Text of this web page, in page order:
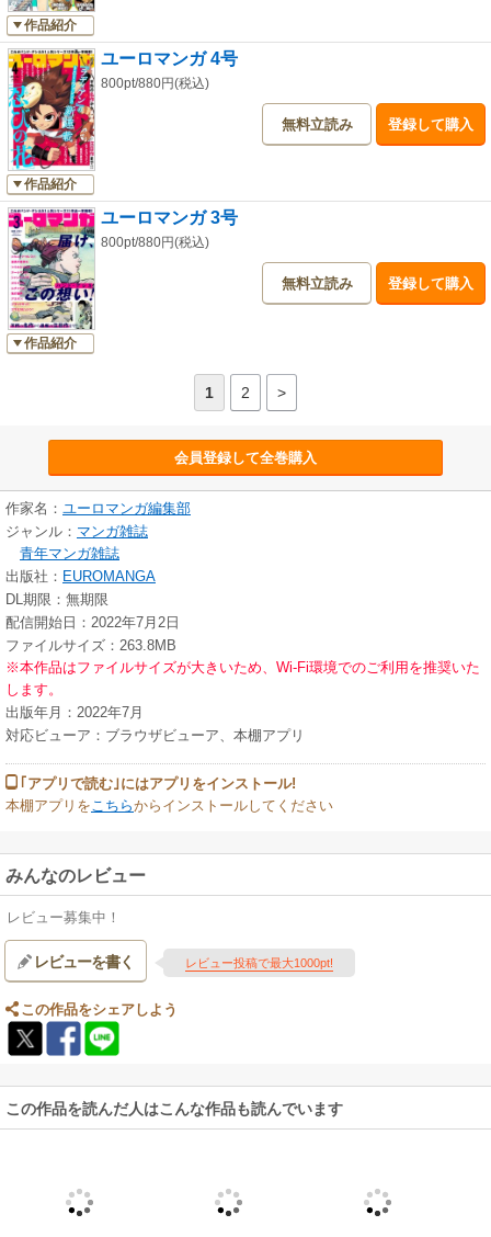
作品紹介
作品紹介
ユーロマンガ 4号
800pt/880円(税込)
無料立読み 登録して購入
作品紹介
ユーロマンガ 3号
800pt/880円(税込)
無料立読み 登録して購入
1 2 >
会員登録して全巻購入
作家名： ユーロマンガ編集部
ジャンル： マンガ雑誌
青年マンガ雑誌
出版社： EUROMANGA
DL期限：無期限
配信開始日：2022年7月2日
ファイルサイズ：263.8MB
※本作品はファイルサイズが大きいため、Wi-Fi環境でのご利用を推奨いた
します。
出版年月：2022年7月
対応ビューア：ブラウザビューア、本棚アプリ
｢アプリで読む｣にはアプリをインストール!
本棚アプリを こちらからインストールしてください
みんなのレビュー
レビュー募集中！
レビューを書く レビュー投稿で最大1000pt!
この作品をシェアしよう
この作品を読んだ人はこんな作品も読んでいます